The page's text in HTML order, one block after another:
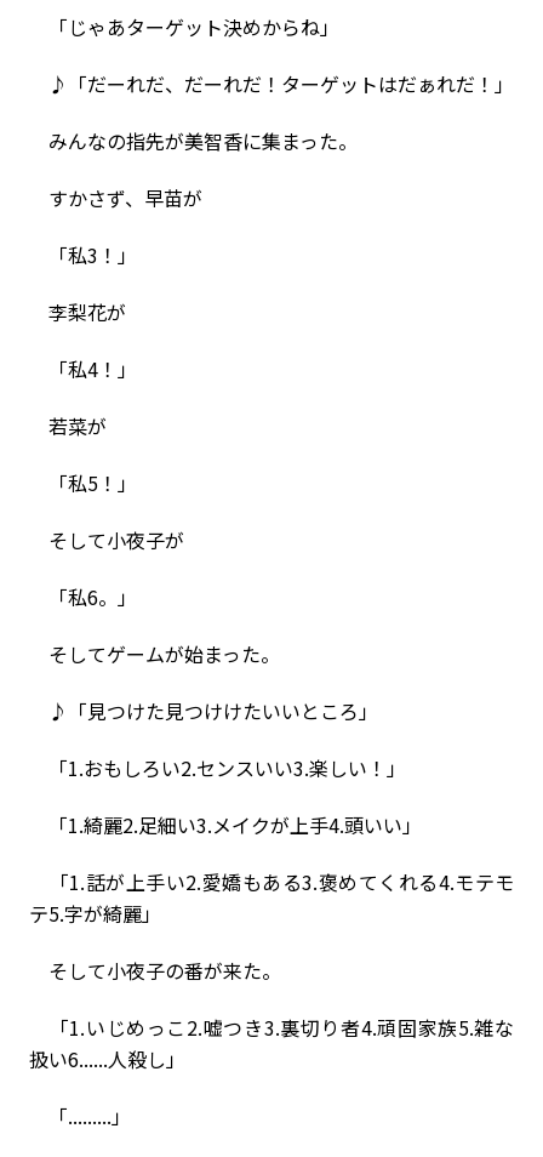
「じゃあターゲット決めからね」
♪「だーれだ、だーれだ！ターゲットはだぁれだ！」
みんなの指先が美智香に集まった。
すかさず、早苗が
「私3！」
李梨花が
「私4！」
若菜が
「私5！」
そして小夜子が
「私6。」
そしてゲームが始まった。
♪「見つけた見つけけたいいところ」
「1.おもしろい2.センスいい3.楽しい！」
「1.綺麗2.足細い3.メイクが上手4.頭いい」
「1.話が上手い2.愛嬌もある3.褒めてくれる4.モテモ
テ5.字が綺麗」
そして小夜子の番が来た。
「1.いじめっこ2.嘘つき3.裏切り者4.頑固家族5.雑な
扱い6......人殺し」
「.........」